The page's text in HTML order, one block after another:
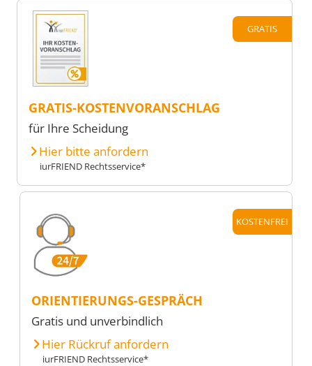
GRATIS
GRATIS-KOSTENVORANSCHLAG
für Ihre Scheidung
Hier bitte anfordern
iurFRIEND Rechtsservice*
KOSTENFREI
ORIENTIERUNGS-GESPRÄCH
Gratis und unverbindlich
Hier Rückruf anfordern
iurFRIEND Rechtsservice*